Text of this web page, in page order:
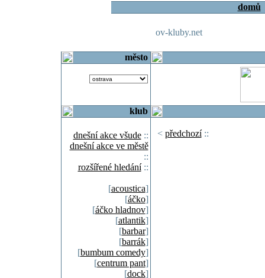
domů
ov-kluby.net
město
klub
dnešní akce všude::
dnešní akce ve městě
::
rozšířené hledání::
[acoustica]
[áčko]
[áčko hladnov]
[atlantik]
[barbar]
[barrák]
[bumbum comedy]
[centrum pant]
[dock]
< předchozí::